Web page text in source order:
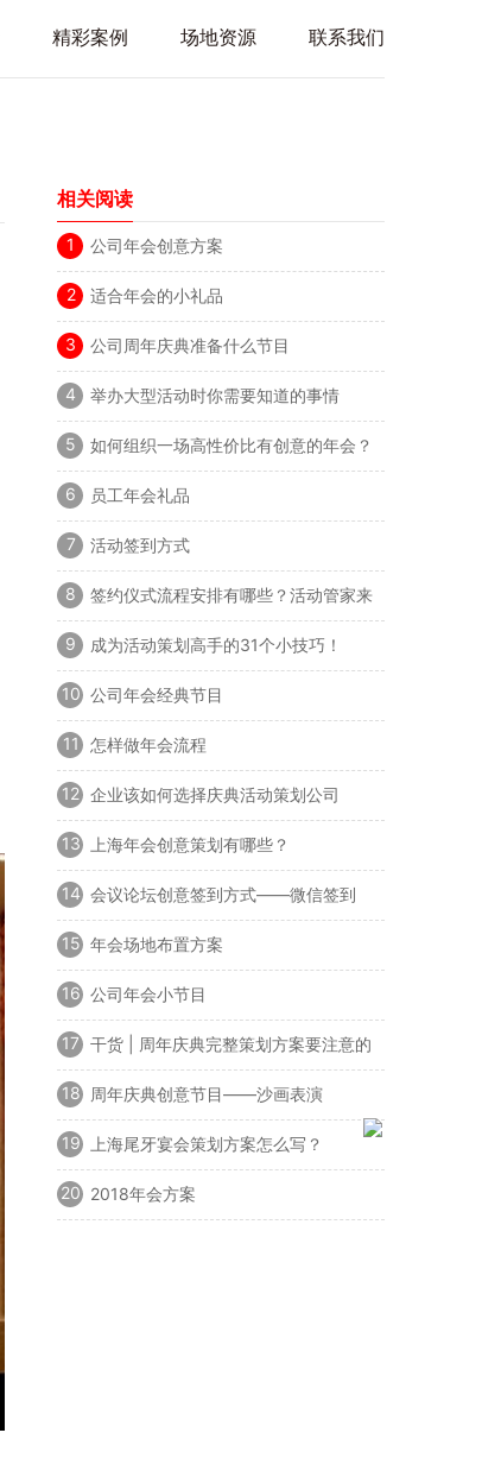
联系我们
场地资源
精彩案例
相关阅读
1 公司年会创意方案
2 适合年会的小礼品
3 公司周年庆典准备什么节目
4 举办大型活动时你需要知道的事情
5 如何组织一场高性价比有创意的年会？
6 员工年会礼品
7 活动签到方式
8
签约仪式流程安排有哪些？活动管家来
告诉你
9
成为活动策划高手的31个小技巧！
10 公司年会经典节目
11 怎样做年会流程
12 企业该如何选择庆典活动策划公司
13 上海年会创意策划有哪些？
14 会议论坛创意签到方式——微信签到
15 年会场地布置方案
16 公司年会小节目
17 干货 | 周年庆典完整策划方案要注意的
问题
18
周年庆典创意节目——沙画表演
19 上海尾牙宴会策划方案怎么写？
20 2018年会方案